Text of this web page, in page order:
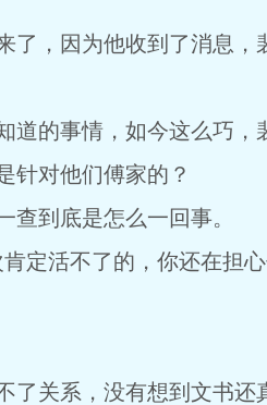
了，因为他收到了消息，
的事情，如今这么巧，
针对他们傅家的？
到底是怎么一回事。
定活不了的，你还在担
了关系，没有想到文书还